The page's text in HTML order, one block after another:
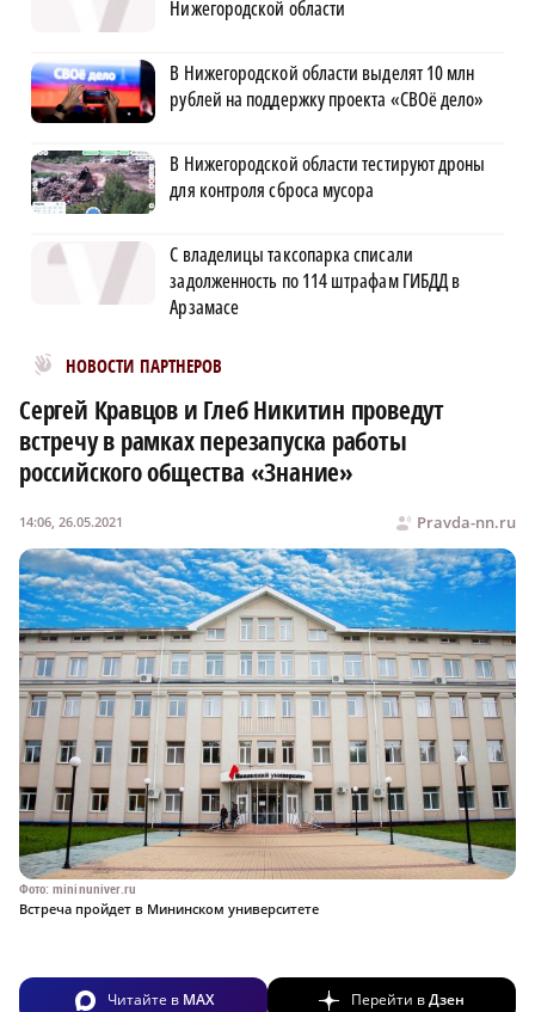
Нижегородской области
В Нижегородской области выделят 10 млн
рублей на поддержку проекта «СВОё дело»
В Нижегородской области тестируют дроны
для контроля сброса мусора
С владелицы таксопарка списали
задолженность по 114 штрафам ГИБДД в
Арзамасе
НОВОСТИ ПАРТНЕРОВ
Новости МирТесен
Сергей Кравцов и Глеб Никитин проведут
встречу в рамках перезапуска работы
российского общества «Знание»
Pravda-nn.ru
14:06, 26.05.2021
Фото: mininuniver.ru
Встреча пройдет в Мининском университете
Читайте в MAX Перейти вДзен